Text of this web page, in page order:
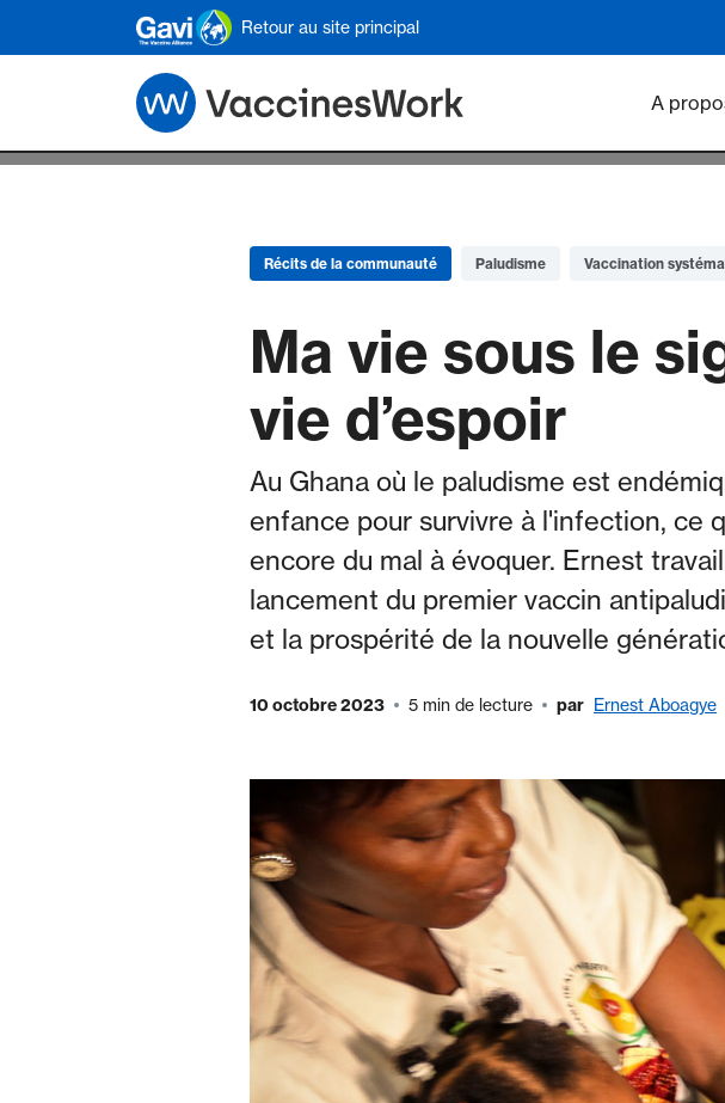
Skip to main content
Retour au site principal
A
Récits de la communauté Paludisme Vaccination
Ma vie sous le
vie d’espoir
Au Ghana où le paludisme est
enfance pour survivre à l'infection, ce
encore du mal à évoquer. Ernest
lancement du premier vaccin
et la prospérité de la nouvelle
10 octobre 2023 5 min de lecture par Ernest Aboagye